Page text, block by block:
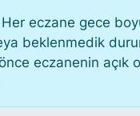
Her eczane gece
beklenmedik
eczanenin açık